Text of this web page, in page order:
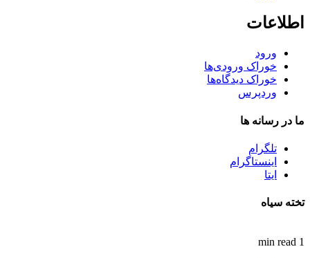
اطلاعات
ورود
خوراک ورودی‌ها
خوراک دیدگاه‌ها
وردپرس
ما در رسانه ها
تلگرام
اینستاگرام
ایتا
تخته سیاه
1 min read